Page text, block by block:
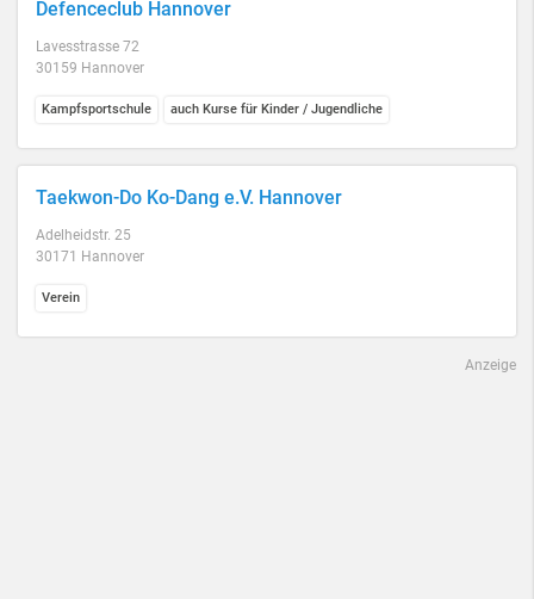
Defenceclub Hannover
Lavesstrasse 72
30159 Hannover
Kampfsportschule auch Kurse für Kinder / Jugendliche
Taekwon-Do Ko-Dang e.V. Hannover
Adelheidstr. 25
30171 Hannover
Verein
Anzeige